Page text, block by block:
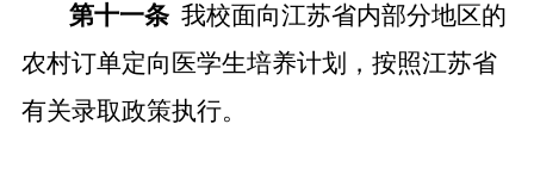
第十一条 我校面向江苏省内部分地区的
农村订单定向医学生培养计划，按照江苏省
有关录取政策执行。